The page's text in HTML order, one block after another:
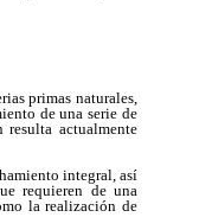
primas naturales,
de una serie de
actualmente
integral, así
requieren de una
la realización de